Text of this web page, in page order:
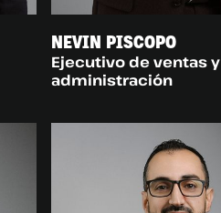
NEVIN PISCOPO
Ejecutivo de ventas y
administración